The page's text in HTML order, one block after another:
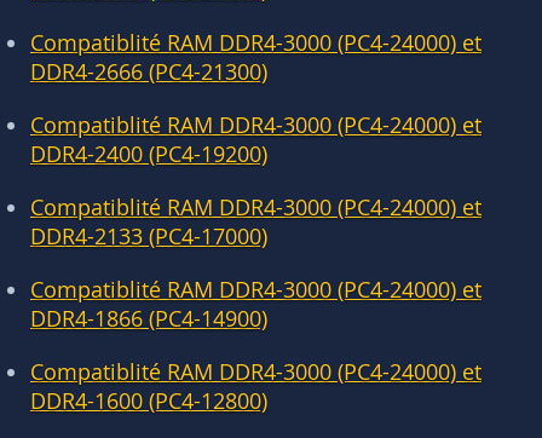
Compatiblité RAM DDR4-3000 (PC4-24000) et
DDR4-2666 (PC4-21300)
Compatiblité RAM DDR4-3000 (PC4-24000) et
DDR4-2400 (PC4-19200)
Compatiblité RAM DDR4-3000 (PC4-24000) et
DDR4-2133 (PC4-17000)
Compatiblité RAM DDR4-3000 (PC4-24000) et
DDR4-1866 (PC4-14900)
Compatiblité RAM DDR4-3000 (PC4-24000) et
DDR4-1600 (PC4-12800)